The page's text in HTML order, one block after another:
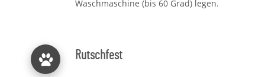
Waschmaschine (bis 60 Grad) legen.
Rutschfest